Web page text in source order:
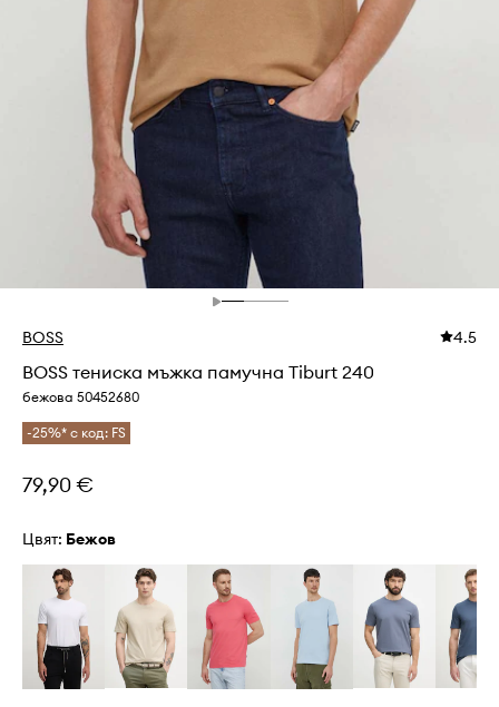
BOSS 4.5
BOSS тениска мъжка памучна Tiburt 240
бежова 50452680
-25%* с код: FS
79,90 €
Цвят: бежов